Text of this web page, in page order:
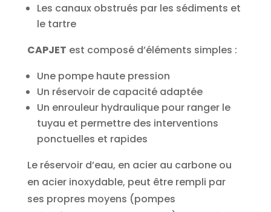
Les canaux obstrués par les sédiments et
le tartre
CAPJET est composé d’éléments simples :
Une pompe haute pression
Un réservoir de capacité adaptée
Un enrouleur hydraulique pour ranger le
tuyau et permettre des interventions
ponctuelles et rapides
Le réservoir d’eau, en acier au carbone ou
en acier inoxydable, peut être rempli par
ses propres moyens (pompes